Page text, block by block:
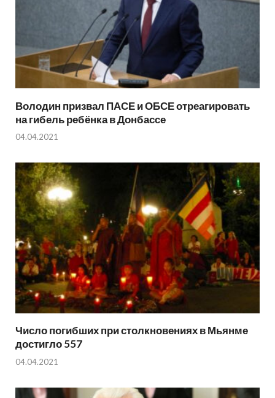
Володин призвал ПАСЕ и ОБСЕ отреагировать
на гибель ребёнка в Донбассе
04.04.2021
Число погибших при столкновениях в Мьянме
достигло 557
04.04.2021